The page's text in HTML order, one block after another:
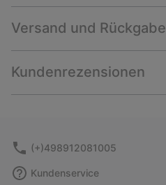
Versand und Rückgabe
Kundenrezensionen
(+)498912081005
Kundenservice